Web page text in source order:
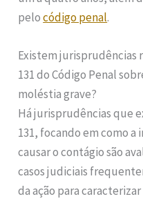
pelocódigo penal.
Existem jurisprudências
131 do Código Penal
moléstia grave?
Há jurisprudências que
131, focando em como a
causar o contágio são
casos judiciais
da ação para